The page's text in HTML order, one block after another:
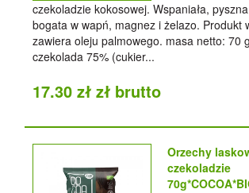
czekoladzie kokosowej. Wspaniała,
bogata w wapń, magnez i żelazo. Produkt
zawiera oleju palmowego. masa netto: 70
czekolada 75% (cukier...
17.30 zł zł brutto
Orzechy
czekoladzie